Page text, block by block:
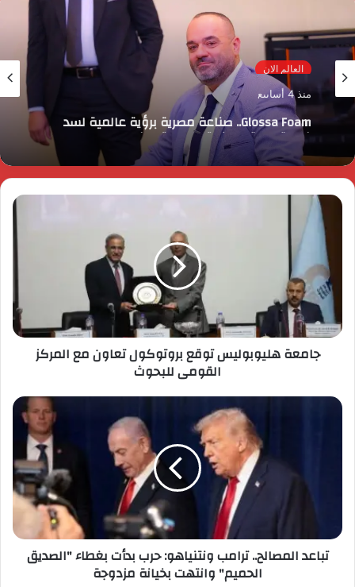
العالم الان
منذ 4 أسابيع
Glossa Foam.. صناعة مصرية برؤية عالمية لسد
فجوة سوق العناية اليومية بالفم
جامعة هليوبوليس توقع بروتوكول تعاون مع المركز
القومى للبحوث
تباعد المصالح.. ترامب ونتنياهو: حرب بدأت بغطاء "الصديق
الحميم" وانتهت بخيانة مزدوجة